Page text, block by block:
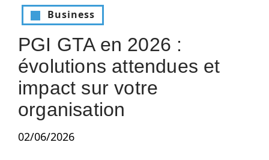
Business
PGI GTA en 2026 :
évolutions attendues et
impact sur votre
organisation
02/06/2026